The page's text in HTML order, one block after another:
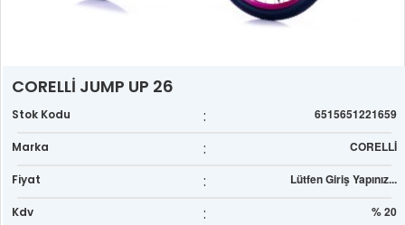
CORELLİ JUMP UP 26
Stok Kodu : 6515651221659
Marka : CORELLİ
Fiyat : Lütfen Giriş Yapınız...
Kdv : % 20